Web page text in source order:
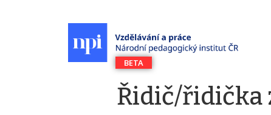
Řidič/řidička